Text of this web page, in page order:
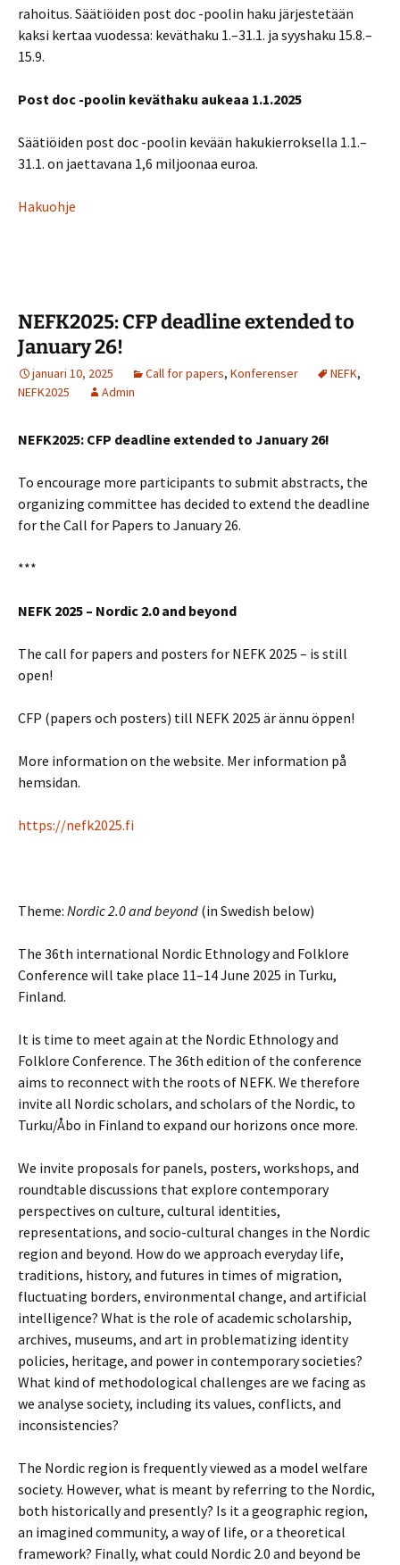
rahoitus. Säätiöiden post doc -poolin haku järjestetään
kaksi kertaa vuodessa: keväthaku 1.–31.1. ja syyshaku 15.8.–
15.9.
Post doc -poolin keväthaku aukeaa 1.1.2025
Säätiöiden post doc -poolin kevään hakukierroksella 1.1.–
31.1. on jaettavana 1,6 miljoonaa euroa.
Hakuohje
NEFK2025: CFP deadline extended to
January 26!
januari 10, 2025 Call for papers, Konferenser NEFK,
NEFK2025
Admin
NEFK2025: CFP deadline extended to January 26!
To encourage more participants to submit abstracts, the
organizing committee has decided to extend the deadline
for the Call for Papers to January 26.
***
NEFK 2025 – Nordic 2.0 and beyond
The call for papers and posters for NEFK 2025 – is still
open!
CFP (papers och posters) till NEFK 2025 är ännu öppen!
More information on the website. Mer information på
hemsidan.
https://nefk2025.fi
Theme: Nordic 2.0 and beyond (in Swedish below)
The 36th international Nordic Ethnology and Folklore
Conference will take place 11–14 June 2025 in Turku,
Finland.
It is time to meet again at the Nordic Ethnology and
Folklore Conference. The 36th edition of the conference
aims to reconnect with the roots of NEFK. We therefore
invite all Nordic scholars, and scholars of the Nordic, to
Turku/Åbo in Finland to expand our horizons once more.
We invite proposals for panels, posters, workshops, and
roundtable discussions that explore contemporary
perspectives on culture, cultural identities,
representations, and socio-cultural changes in the Nordic
region and beyond. How do we approach everyday life,
traditions, history, and futures in times of migration,
fluctuating borders, environmental change, and artificial
intelligence? What is the role of academic scholarship,
archives, museums, and art in problematizing identity
policies, heritage, and power in contemporary societies?
What kind of methodological challenges are we facing as
we analyse society, including its values, conflicts, and
inconsistencies?
The Nordic region is frequently viewed as a model welfare
society. However, what is meant by referring to the Nordic,
both historically and presently? Is it a geographic region,
an imagined community, a way of life, or a theoretical
framework? Finally, what could Nordic 2.0 and beyond be